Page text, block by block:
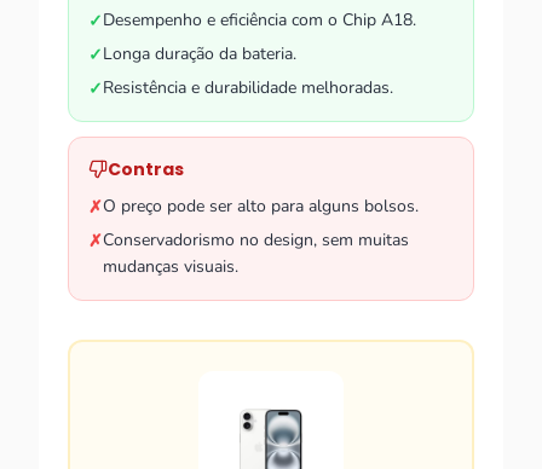
✓Desempenho e eficiência com o Chip A18.
✓Longa duração da bateria.
✓Resistência e durabilidade melhoradas.
Contras
✗O preço pode ser alto para alguns bolsos.
✗Conservadorismo no design, sem muitas
mudanças visuais.